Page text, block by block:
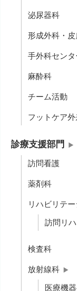
泌尿器科
形成外科・
手外科センタ
麻酔科
チーム活動
フットケア
診療支援部門
訪問看護
薬剤科
リハビリテ
訪問リ
検査科
放射線科
医療機